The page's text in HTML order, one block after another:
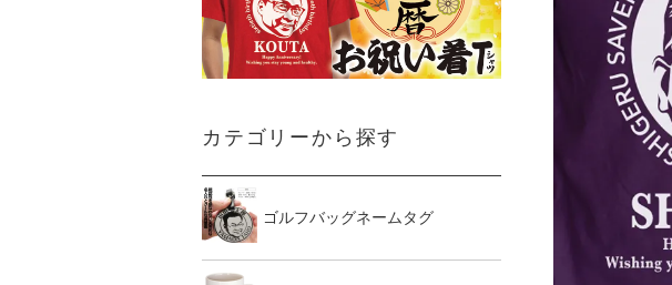
カテゴリーから探す
ゴルフバッグネームタグ